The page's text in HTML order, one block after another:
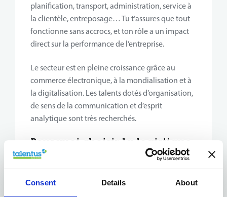
Consent Details About
planification, transport, administration, service à
la clientèle, entreposage… Tu t’assures que tout
fonctionne sans accrocs, et ton rôle a un impact
direct sur la performance de l’entreprise.
Le secteur est en pleine croissance grâce au
commerce électronique, à la mondialisation et à
la digitalisation. Les talents dotés d’organisation,
de sens de la communication et d’esprit
analytique sont très recherchés.
Pourquoi choisir la logistique
et la supply chain ?
Variété et rythme soutenu :
aucun jour ne